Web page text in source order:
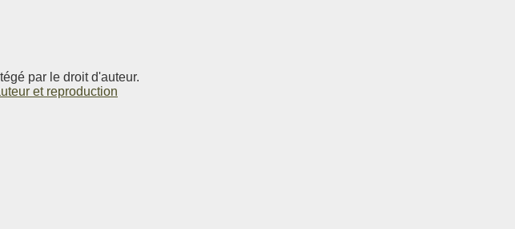
par le droit d'auteur.
et reproduction